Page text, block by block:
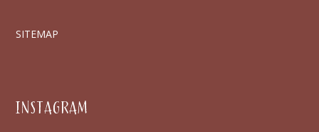
SITEMAP
INSTAGRAM